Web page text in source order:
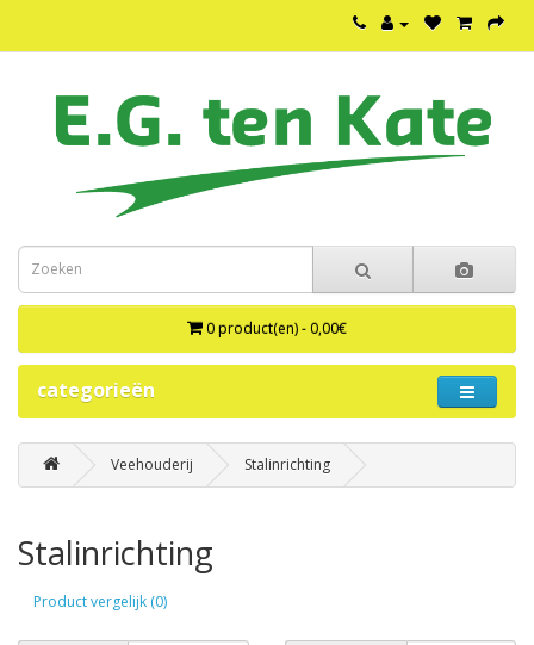
0 product(en) - 0,00€
categorieën
Veehouderij Stalinrichting
Stalinrichting
Product vergelijk (0)